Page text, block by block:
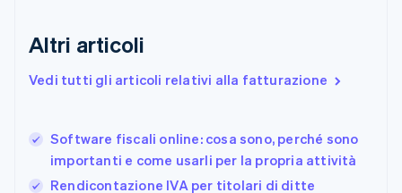
Altri articoli
Vedi tutti gli articoli relativi alla fatturazione
Software fiscali online: cosa sono, perché sono
importanti e come usarli per la propria attività
Rendicontazione IVA per titolari di ditte
English
English
Finlandia
EnglishSvenska